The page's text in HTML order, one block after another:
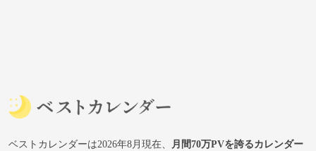
ベストカレンダーは2026年8月現在、
月間70万PVを誇るカレンダー